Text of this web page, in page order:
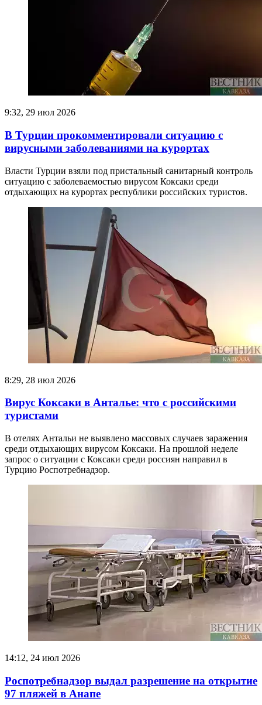
9:32, 29 июл 2026
В Турции прокомментировали ситуацию с
вирусными заболеваниями на курортах
​Власти Турции взяли под пристальный санитарный контроль
ситуацию с заболеваемостью вирусом Коксаки среди
отдыхающих на курортах республики российских туристов.
8:29, 28 июл 2026
Вирус Коксаки в Анталье: что с российскими
туристами
В отелях Антальи не выявлено массовых случаев заражения
среди отдыхающих вирусом Коксаки. На прошлой неделе
запрос о ситуации с Коксаки среди россиян направил в
Турцию Роспотребнадзор.
14:12, 24 июл 2026
Роспотребнадзор выдал разрешение на открытие
97 пляжей в Анапе